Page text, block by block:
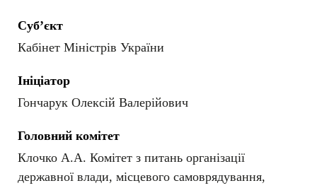
Суб’єкт
Кабінет Міністрів України
Ініціатор
Гончарук Олексій Валерійович
Головний комітет
Клочко А.А. Комітет з питань організації
державної влади, місцевого самоврядування,